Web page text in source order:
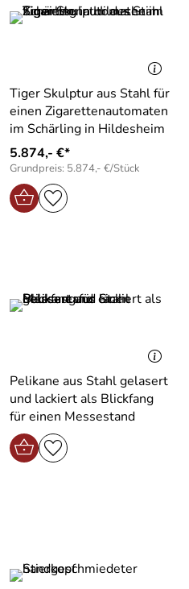
Tiger Skulptur aus Stahl für
einen Zigarettenautomaten
im Schärling in Hildesheim
5.874,- €*
Grundpreis: 5.874,- €/Stück
Pelikane aus Stahl gelasert
und lackiert als Blickfang
für einen Messestand